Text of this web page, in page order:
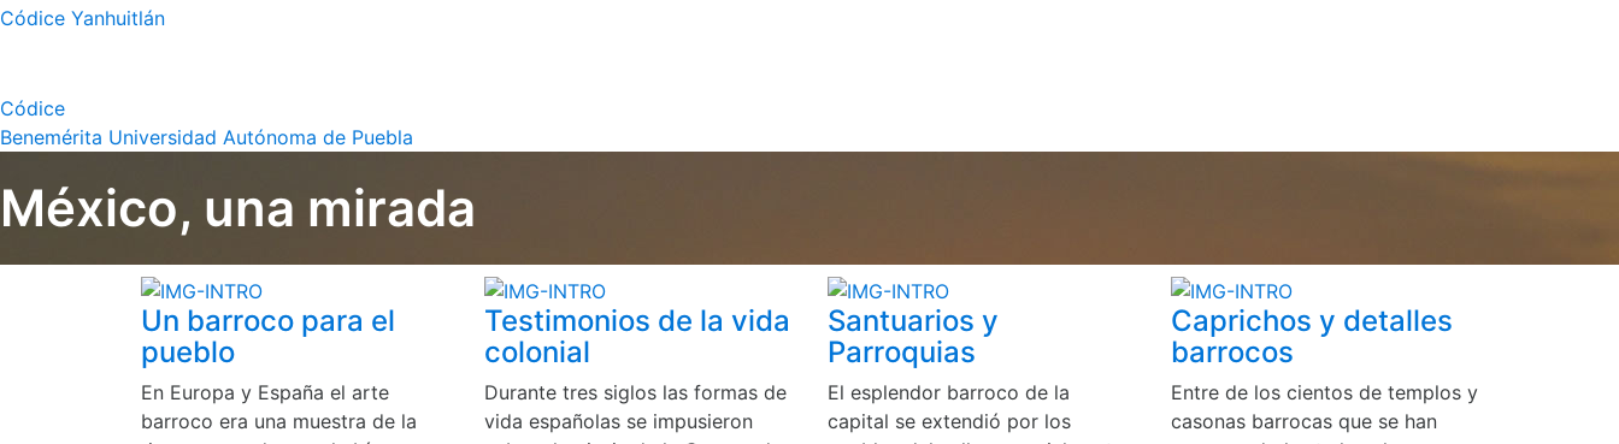
Códice Yanhuitlán
Códice
Benemérita Universidad Autónoma de Puebla
México, una mirada
Un barroco para el
pueblo
En Europa y España el arte
barroco era una muestra de la
Testimonios de la vida
colonial
Durante tres siglos las formas de
vida españolas se impusieron
Santuarios y
Parroquias
El esplendor barroco de la
capital se extendió por los
Caprichos y detalles
barrocos
Entre de los cientos de templos y
casonas barrocas que se han